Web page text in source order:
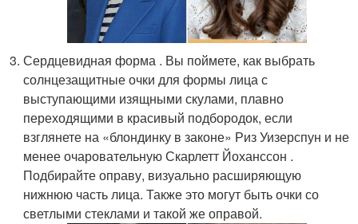
Сердцевидная форма . Вы поймете, как выбрать
солнцезащитные очки для формы лица с
выступающими изящными скулами, плавно
переходящими в красивый подбородок, если
взглянете на «блондинку в законе» Риз Уизерспун и не
менее очаровательную Скарлетт Йоханссон .
Подбирайте оправу, визуально расширяющую
нижнюю часть лица. Также это могут быть очки со
светлыми стеклами и такой же оправой.